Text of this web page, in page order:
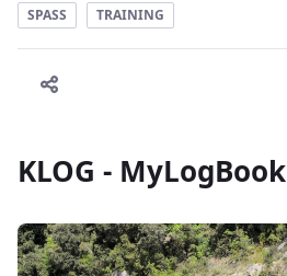
SPASS
TRAINING
KLOG - MyLogBook